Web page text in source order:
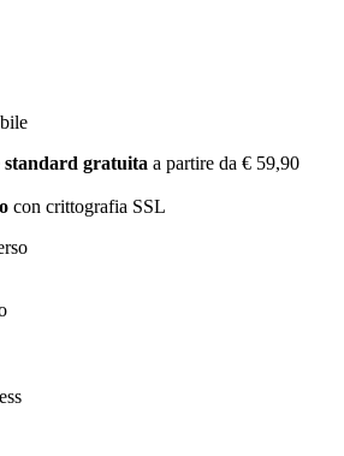
standard gratuita a partire da € 59,90
con crittografia SSL